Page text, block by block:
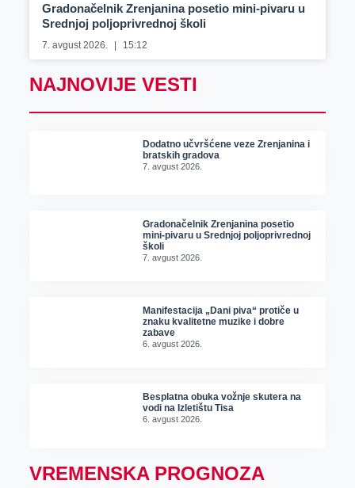
Gradonačelnik Zrenjanina posetio mini-pivaru u
Srednjoj poljoprivrednoj školi
7. avgust 2026. 15:12
NAJNOVIJE VESTI
Dodatno učvršćene veze Zrenjanina i
bratskih gradova
7. avgust 2026.
Gradonačelnik Zrenjanina posetio
mini-pivaru u Srednjoj poljoprivrednoj
školi
7. avgust 2026.
Manifestacija „Dani piva“ protiče u
znaku kvalitetne muzike i dobre
zabave
6. avgust 2026.
Besplatna obuka vožnje skutera na
vodi na Izletištu Tisa
6. avgust 2026.
VREMENSKA PROGNOZA